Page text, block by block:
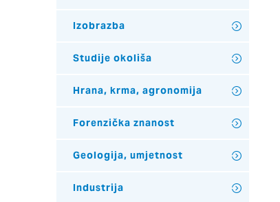
Izobrazba
Studije okoliša
Hrana, krma, agronomija
Forenzička znanost
Geologija, umjetnost
Industrija